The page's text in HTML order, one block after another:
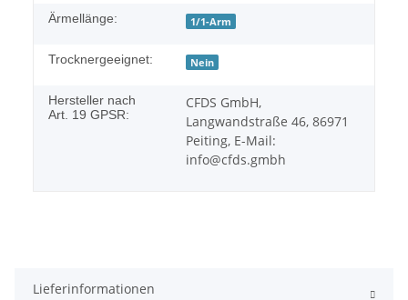
Ärmellänge: 1/1-Arm
Trocknergeeignet: Nein
Hersteller nach
Art. 19 GPSR:
CFDS GmbH,
Langwandstraße 46, 86971
Peiting, E-Mail:
info@cfds.gmbh
Lieferinformationen